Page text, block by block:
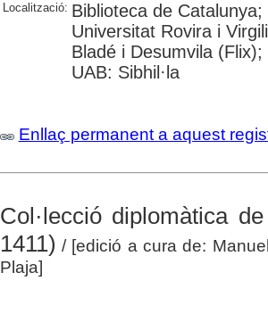
Localització: Biblioteca de
Universitat Rovira i
Bladé i Desumvila
UAB: Sibhil·la
Enllaç permanent a aquest
Col·lecció diplomàtica
1411) / [edició a cura de:
Plaja]